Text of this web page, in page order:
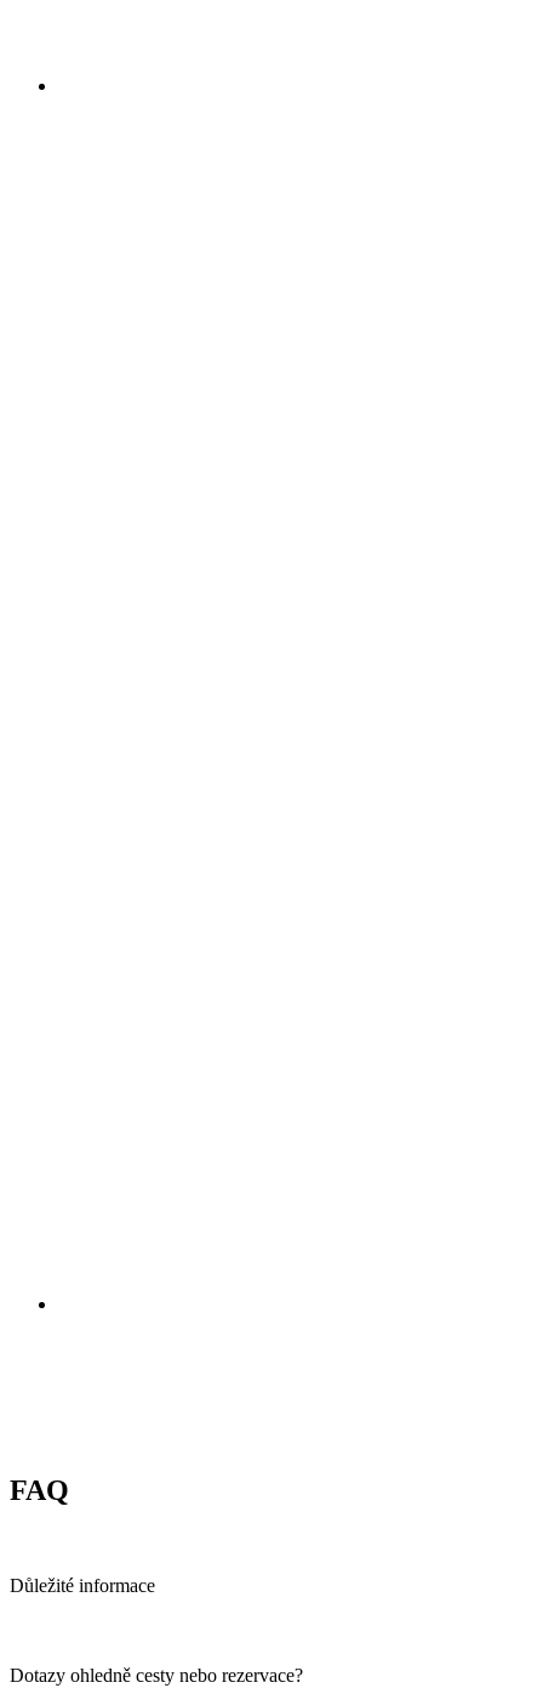
FAQ
Důležité informace
Dotazy ohledně cesty nebo rezervace?